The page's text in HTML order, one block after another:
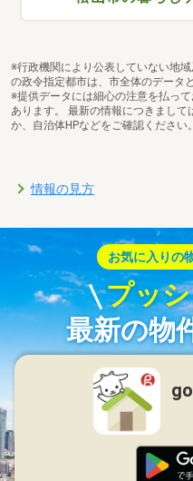
※行政機関により公表していない地
の政令指定都市は、市全体のデータ
※提供データには細心の注意を払っ
あります。 最新の情報につきまして
か、自治体HPなどをご確認ください。
情報の見方
お気に入りの
プッ
最新の物